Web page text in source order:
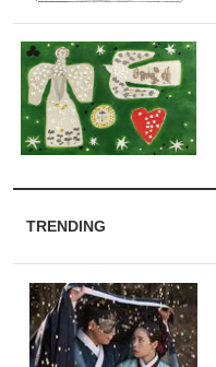
TRENDING